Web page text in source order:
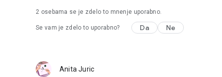
2 osebama se je zdelo to mnenje uporabno.
Se vam je zdelo to uporabno? Da Ne
Anita Juric